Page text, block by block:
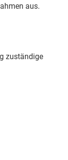
aus.
zuständige